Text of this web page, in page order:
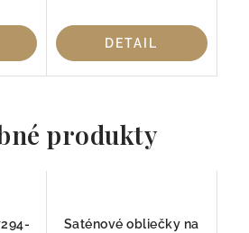
DETAIL
produkty
Saténové obliečky na